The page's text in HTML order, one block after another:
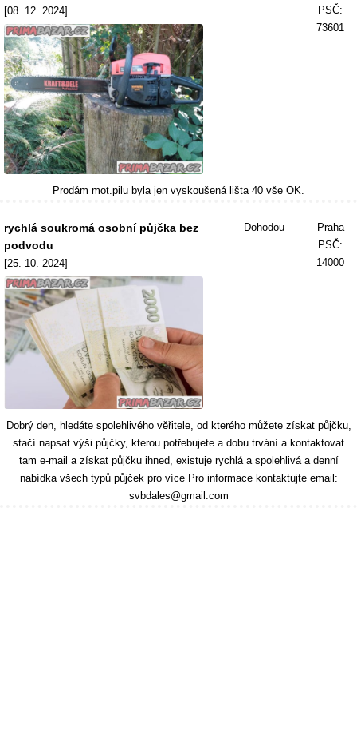
[08. 12. 2024]
PSČ:
73601
Prodám mot.pilu byla jen vyskoušená lišta 40 vše OK.
rychlá soukromá osobní půjčka bez
podvodu
[25. 10. 2024]
Dohodou
Praha
PSČ:
14000
Dobrý den, hledáte spolehlivého věřitele, od kterého můžete získat půjčku,
stačí napsat výši půjčky, kterou potřebujete a dobu trvání a kontaktovat
tam e-mail a získat půjčku ihned, existuje rychlá a spolehlivá a denní
nabídka všech typů půjček pro více Pro informace kontaktujte email:
svbdales@gmail.com